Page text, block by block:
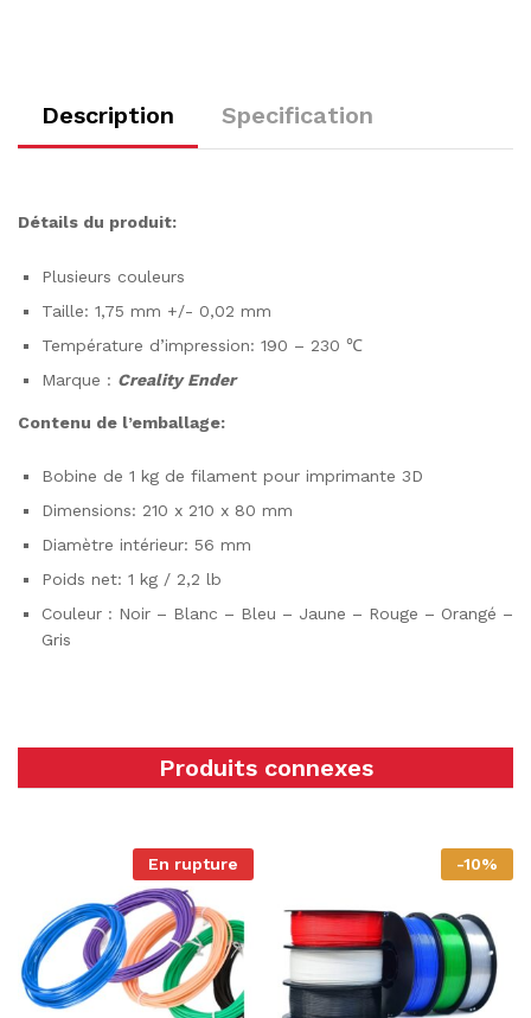
Description Specification
Détails du produit:
Plusieurs couleurs
Taille: 1,75 mm +/- 0,02 mm
Température d’impression: 190 – 230 ℃
Marque : Creality Ender
Contenu de l’emballage:
Bobine de 1 kg de filament pour imprimante 3D
Dimensions: 210 x 210 x 80 mm
Diamètre intérieur: 56 mm
Poids net: 1 kg / 2,2 lb
Couleur : Noir – Blanc – Bleu – Jaune – Rouge – Orangé –
Gris
Produits connexes
En rupture -10%